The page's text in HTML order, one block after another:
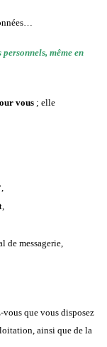
même en
vous ; elle
de messagerie,
que vous disposez
ainsi que de la